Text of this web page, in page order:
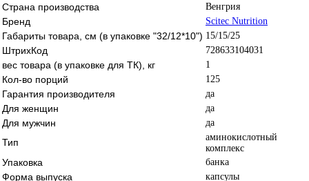
Страна производства Венгрия
Бренд Scitec Nutrition
Габариты товара, см (в упаковке "32/12*10") 15/15/25
ШтрихКод 728633104031
вес товара (в упаковке для ТК), кг 1
Кол-во порций 125
Гарантия производителя да
Для женщин да
Для мужчин да
Тип
аминокислотный
комплекс
Упаковка банка
Форма выпуска капсулы